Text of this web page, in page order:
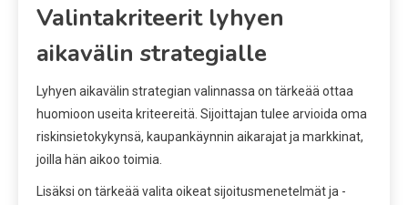
Valintakriteerit lyhyen
aikavälin strategialle
Lyhyen aikavälin strategian valinnassa on tärkeää ottaa
huomioon useita kriteereitä. Sijoittajan tulee arvioida oma
riskinsietokykynsä, kaupankäynnin aikarajat ja markkinat,
joilla hän aikoo toimia.
Lisäksi on tärkeää valita oikeat sijoitusmenetelmät ja -